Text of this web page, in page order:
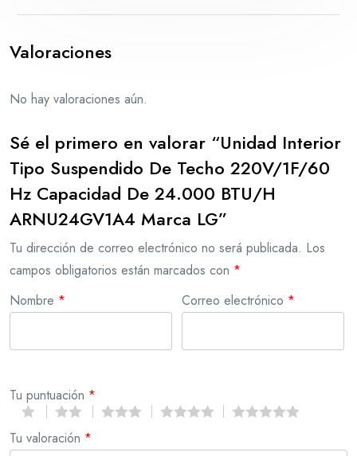
Valoraciones
No hay valoraciones aún.
Sé el primero en valorar “Unidad Interior
Tipo Suspendido De Techo 220V/1F/60
Hz Capacidad De 24.000 BTU/H
ARNU24GV1A4 Marca LG”
Tu dirección de correo electrónico no será publicada. Los
campos obligatorios están marcados con *
Nombre * Correo electrónico *
Tu puntuación *
Tu valoración *